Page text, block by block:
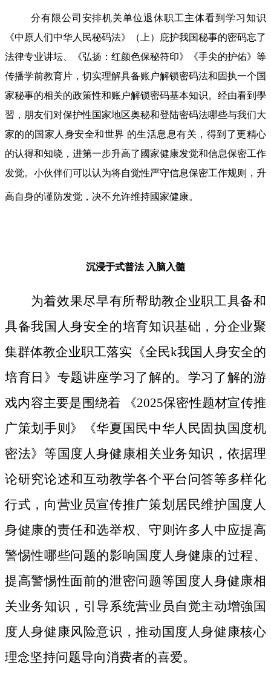
分有限公司安排机关单位退休职工主体看到学习知识
《中原人们中华人民秘码法》（上）庇护我国秘事的密码忘了
法律专业讲坛、《弘扬：红颜色保秘符印》《手尖的护佑》等
传播学前教育片，切实理解具备账户解锁密码法和固执一个国
家秘事的相关的政策性和账户解锁密码基本知识。经由看到學
習，朋友们对保护性国家地区奥秘和登陆密码法哪些与我们大
家的的国家人身安全和世界 的生活息息有关，得到了更精心
的认得和知晓，进第一步升高了國家健康发觉和信息保密工作
发觉。小伙伴们可以认为将自觉性严守信息保密工作规则，升
高自身的谨防发觉，决不允许维持國家健康。
沉浸于式普法 入脑入髓
为着效果尽早有所帮助教企业职工具备和
具备我国人身安全的培育知识基础，分企业聚
集群体教企业职工落实《全民k我国人身安全的
培育日》专题讲座学习了解的。学习了解的游
戏内容主要是围绕着 《2025保密性题材宣传推
广策划手则》《华夏国民中华人民固执国度机
密法》等国度人身健康相关业务知识，依据理
论研究论述和互动教学各个平台问答等多样化
行式，向营业员宣传推广策划居民维护国度人
身健康的责任和选举权、守则许多人中应提高
警惕性哪些问题的影响国度人身健康的过程、
提高警惕性面前的泄密问题等国度人身健康相
关业务知识，引导系统营业员自觉主动增強国
度人身健康风险意识，推动国度人身健康核心
理念坚持问题导向消费者的喜爱。